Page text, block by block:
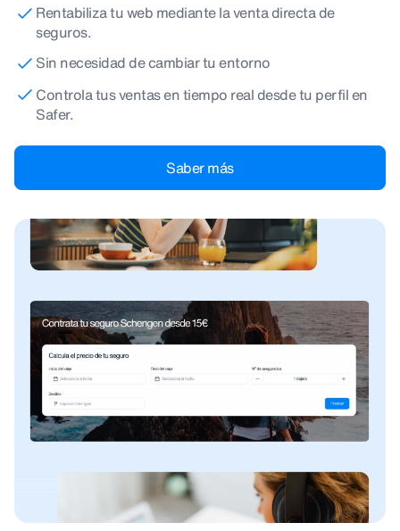
Rentabiliza tu web mediante la venta directa de
seguros.
Sin necesidad de cambiar tu entorno
Controla tus ventas en tiempo real desde tu perfil en
Safer.
Saber más